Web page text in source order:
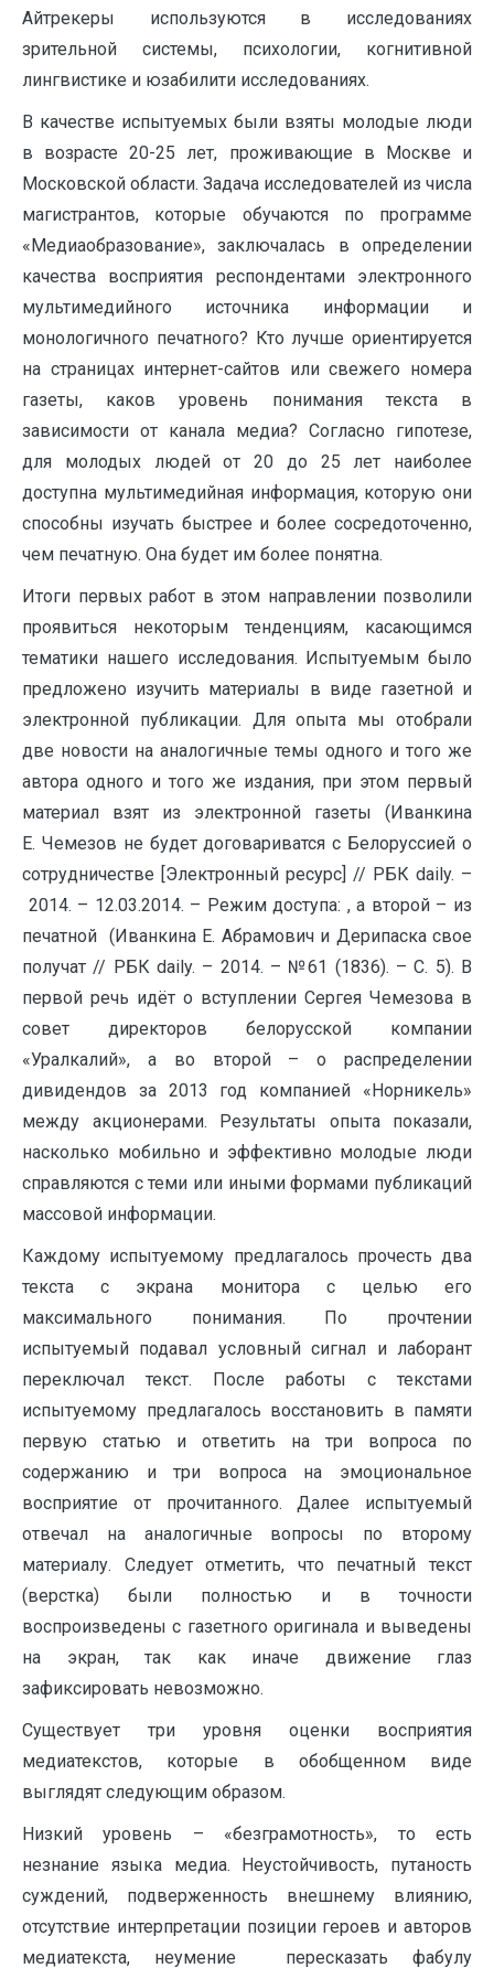
Айтрекеры используются в исследованиях
зрительной системы, психологии, когнитивной
лингвистике и юзабилити исследованиях.
В качестве испытуемых были взяты молодые люди
в возрасте 20-25 лет, проживающие в Москве и
Московской области. Задача исследователей из числа
магистрантов, которые обучаются по программе
«Медиаобразование», заключалась в определении
качества восприятия респондентами электронного
мультимедийного источника информации и
монологичного печатного? Кто лучше ориентируется
на страницах интернет-сайтов или свежего номера
газеты, каков уровень понимания текста в
зависимости от канала медиа? Согласно гипотезе,
для молодых людей от 20 до 25 лет наиболее
доступна мультимедийная информация, которую они
способны изучать быстрее и более сосредоточенно,
чем печатную. Она будет им более понятна.
Итоги первых работ в этом направлении позволили
проявиться некоторым тенденциям, касающимся
тематики нашего исследования. Испытуемым было
предложено изучить материалы в виде газетной и
электронной публикации. Для опыта мы отобрали
две новости на аналогичные темы одного и того же
автора одного и того же издания, при этом первый
материал взят из электронной газеты (Иванкина
Е. Чемезов не будет договариватся с Белоруссией о
сотрудничестве [Электронный ресурс] // РБК daily. –
2014. – 12.03.2014. – Режим доступа: , а второй – из
печатной (Иванкина Е. Абрамович и Дерипаска свое
получат // РБК daily. – 2014. – №61 (1836). – С. 5). В
первой речь идёт о вступлении Сергея Чемезова в
совет директоров белорусской компании
«Уралкалий», а во второй – о распределении
дивидендов за 2013 год компанией «Норникель»
между акционерами. Результаты опыта показали,
насколько мобильно и эффективно молодые люди
справляются с теми или иными формами публикаций
массовой информации.
Каждому испытуемому предлагалось прочесть два
текста с экрана монитора с целью его
максимального понимания. По прочтении
испытуемый подавал условный сигнал и лаборант
переключал текст. После работы с текстами
испытуемому предлагалось восстановить в памяти
первую статью и ответить на три вопроса по
содержанию и три вопроса на эмоциональное
восприятие от прочитанного. Далее испытуемый
отвечал на аналогичные вопросы по второму
материалу. Следует отметить, что печатный текст
(верстка) были полностью и в точности
воспроизведены с газетного оригинала и выведены
на экран, так как иначе движение глаз
зафиксировать невозможно.
Существует три уровня оценки восприятия
медиатекстов, которые в обобщенном виде
выглядят следующим образом.
Низкий уровень – «безграмотность», то есть
незнание языка медиа. Неустойчивость, путаность
суждений, подверженность внешнему влиянию,
отсутствие интерпретации позиции героев и авторов
медиатекста, неумение пересказать фабулу